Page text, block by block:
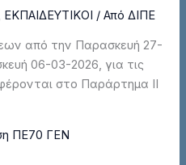
ΕΚΠΑΙΔΕΥΤΙΚΟΙ / ΑπόΔΙΠΕ
από την Παρασκευή 27-
06-03-2026, για τις
στο Παράρτημα II
ΠΕ70 ΓΕΝ